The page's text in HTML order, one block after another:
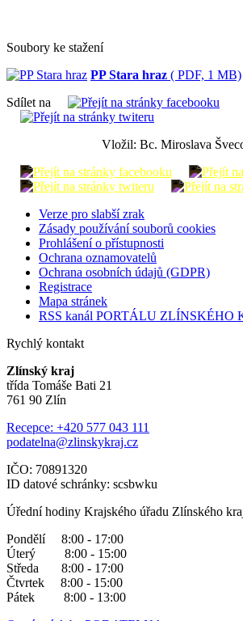
Soubory ke stažení
PP Stara hraz ( PDF, 1 MB)
Sdílet na
Vložil: Bc. Miroslava
Verze pro slabší zrak
Zásady používání souborů cookies
Prohlášení o přístupnosti
Ochrana oznamovatelů
Ochrana osobních údajů (GDPR)
Registrace
Mapa stránek
RSS kanál PORTÁLU ZLÍNSKÉHO
Rychlý kontakt
Zlínský kraj
třída Tomáše Bati 21
761 90 Zlín
Recepce: +420 577 043 111
podatelna@zlinskykraj.cz
IČO: 70891320
ID datové schránky: scsbwku
Úřední hodiny Krajského úřadu Zlínského
Pondělí 8:00 - 17:00
Úterý 8:00 - 15:00
Středa 8:00 - 17:00
Čtvrtek 8:00 - 15:00
Pátek 8:00 - 13:00